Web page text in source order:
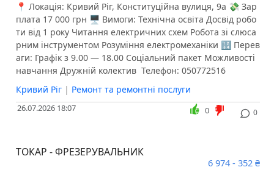
📍 Локація: Кривий Ріг, Конституційна вулиця, 9а 💸 Зар
плата 17 000 грн 🖥 Вимоги: Технічна освіта Досвід робо
ти від 1 року Читання електричних схем Робота зі слюса
рним інструментом Розуміння електромеханіки 🔢 Перев
аги: Графік з 9.00 — 18.00 Соціальний пакет Можливості
навчання Дружній колектив ️ Телефон: 050772516
Кривий Ріг | Ремонт та ремонтні послуги
26.07.2026 18:07 0
0
ТОКАР - ФРЕЗЕРУВАЛЬНИК
6 974 - 352 ₴